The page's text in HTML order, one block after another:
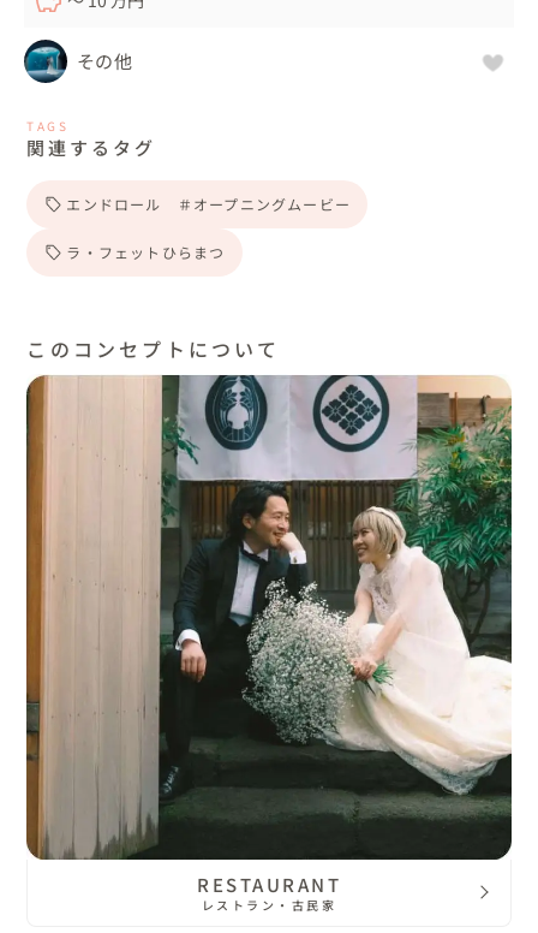
その他
TAGS
関連するタグ
エンドロール ＃オープニングムービー
ラ・フェットひらまつ
このコンセプトについて
RESTAURANT
レストラン・古民家